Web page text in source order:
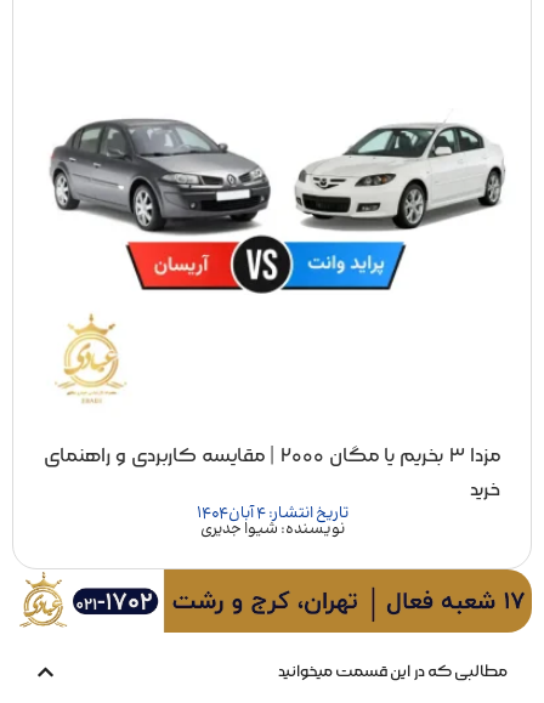
مزدا ۳ بخریم یا مگان ۲۰۰۰ | مقایسه کاربردی و راهنمای
خرید
تاریخ انتشار: 4 آبان 1404
نویسنده: شیوا جدیری
مطالبی که در این قسمت میخوانید